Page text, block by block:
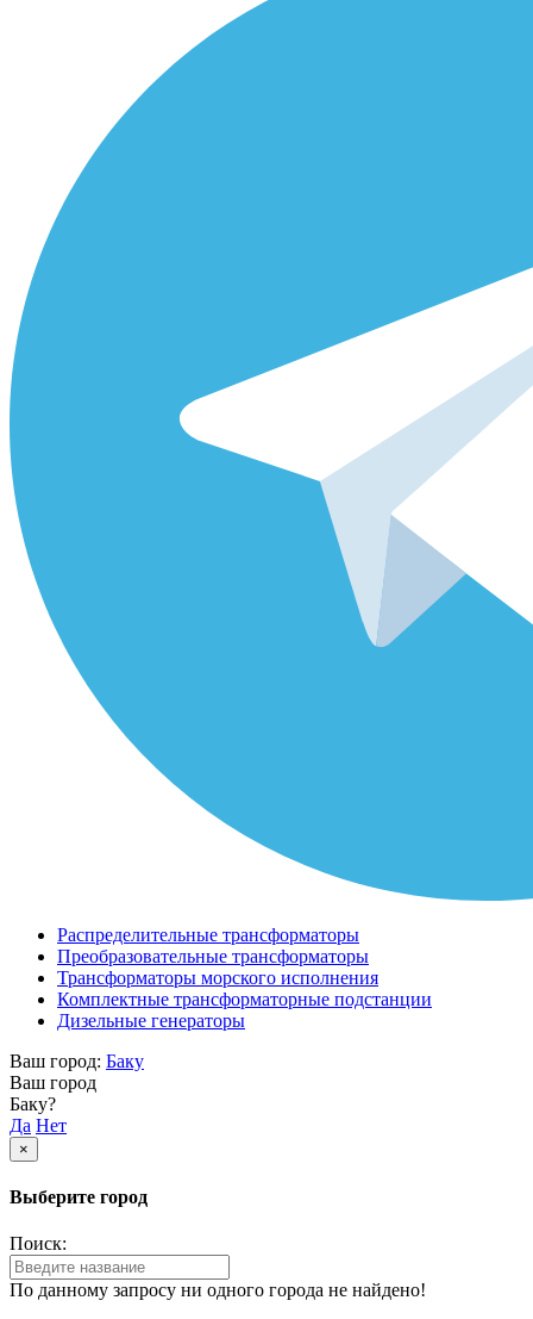
Распределительные трансформаторы
Преобразовательные трансформаторы
Трансформаторы морского исполнения
Комплектные трансформаторные подстанции
Дизельные генераторы
Ваш город: Баку
Ваш город
Баку?
Да Нет
×
Выберите город
Поиск:
По данному запросу ни одного города не найдено!